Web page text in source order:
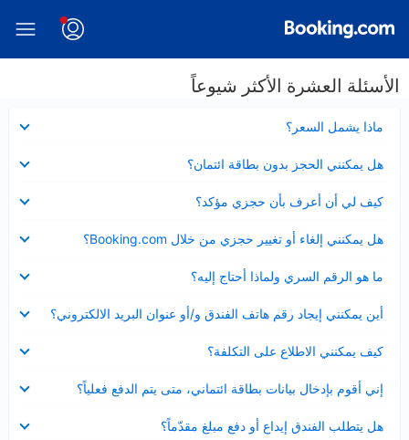
الأسئلة العشرة الأكثر شيوعاً
ماذا يشمل السعر؟
مصغر
هل يمكنني الحجز بدون بطاقة ائتمان؟
مصغر
كيف لي أن أعرف بأن حجزي مؤكد؟
مصغر
هل يمكنني إلغاء أو تغيير حجزي من خلال Booking.com؟
مصغر
ما هو الرقم السري ولماذا أحتاج إليه؟
مصغر
أين يمكنني إيجاد رقم هاتف الفندق و/أو عنوان البريد الالكتروني؟
عرض
مصغر
كيف يمكنني الاطلاع على التكلفة؟
مصغر
إني أقوم بإدخال بيانات بطاقة ائتماني، متى يتم الدفع فعلياً؟
مصغر
هل يتطلب الفندق إيداع أو دفع مبلغ مقدّماً؟
مصغر